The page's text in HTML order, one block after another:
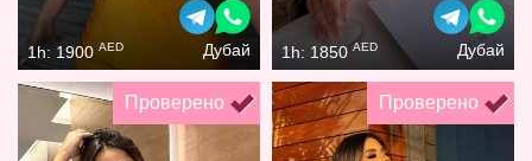
1h: 1900 AED Дубай 1h: 1850 AED Дубай
Проверено Проверено